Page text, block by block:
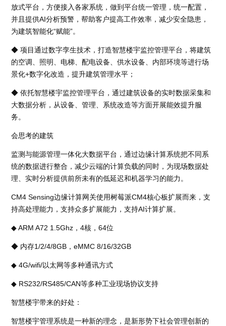
放式平台，方便接入各家系统，做到平台统一管理，统一配置，
并且提供AI分析预警，帮助客户提高工作效率，减少安全隐患，
为建筑智能化“赋能”。
◆ 项目通过数字孪生技术，打造智慧楼宇监控管理平台，将建筑
的空调、照明、电梯、配电设备、供水设备、内部环境等进行场
景化+数字化改造，提升建筑管理水平；
◆ 依托智慧楼宇监控管理平台，通过建筑设备的实时数据采集和
大数据分析，从设备、管理、系统改造等方面开展能效提升服
务。
会思考的建筑
监测与能源管理一体化大数据平台，通过边缘计算系统把不同系
统的数据进行整合，减少云端的计算负载的同时，为现场数据处
理、实时分析提供前所未有的低延迟和机器学习的能力。
CM4 Sensing边缘计算网关使用树莓派CM4核心板扩展而来，支
持高处理能力，支持众多扩展能力，支持AI计算扩展。
◆ ARM A72 1.5Ghz，4核，64位
◆ 内存1/2/4/8GB，eMMC 8/16/32GB
◆ 4G/wifi/以太网等多种通讯方式
◆ RS232/RS485/CAN等多种工业现场协议支持
智慧楼宇带来的好处：
智慧楼宇管理系统是一种新的理念，是新形势下社会管理创新的